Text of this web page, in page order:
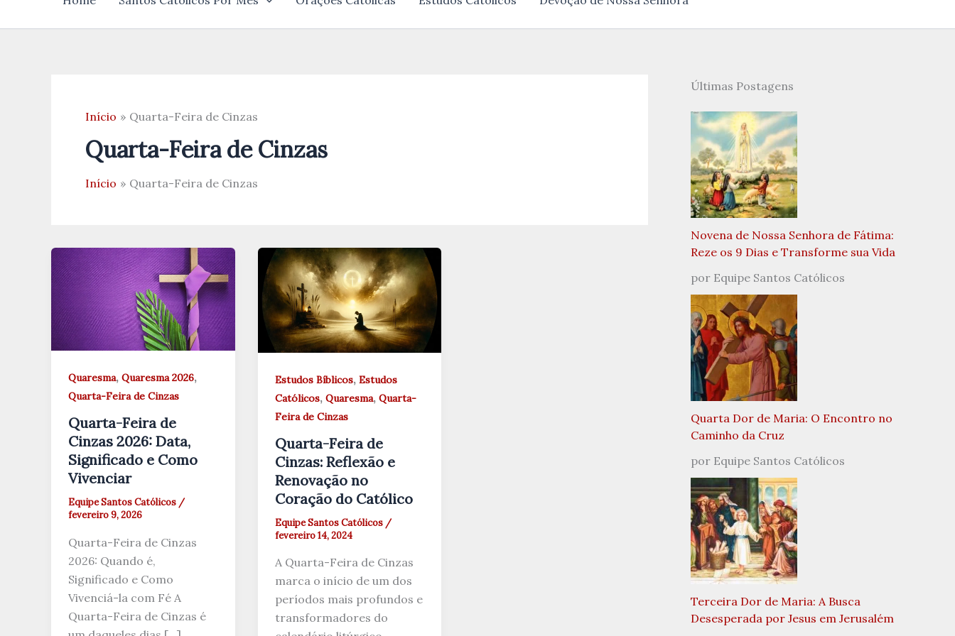
Início Quarta-Feira de Cinzas
Quarta-Feira de Cinzas
Início Quarta-Feira de Cinzas
Quaresma, Quaresma 2026,
Quarta-Feira de Cinzas
Quarta-Feira de
Cinzas 2026: Data,
Significado e Como
Vivenciar
Equipe Santos Católicos /
fevereiro 9, 2026
Quarta-Feira de Cinzas
2026: Quando é,
Significado e Como
Vivenciá-la com Fé A
Quarta-Feira de Cinzas é
Estudos Bíblicos, Estudos
Católicos, Quaresma, Quarta-
Feira de Cinzas
Quarta-Feira de
Cinzas: Reflexão e
Renovação no
Coração do Católico
Equipe Santos Católicos /
fevereiro 14, 2024
A Quarta-Feira de Cinzas
marca o início de um dos
períodos mais profundos e
transformadores do
Últimas Postagens
Novena de Nossa Senhora de Fátima:
Reze os 9 Dias e Transforme sua Vida
por Equipe Santos Católicos
Quarta Dor de Maria: O Encontro no
Caminho da Cruz
por Equipe Santos Católicos
Terceira Dor de Maria: A Busca
Desesperada por Jesus em Jerusalém